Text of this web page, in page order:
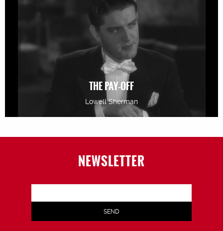
THE PAY-OFF
Lowell Sherman
NEWSLETTER